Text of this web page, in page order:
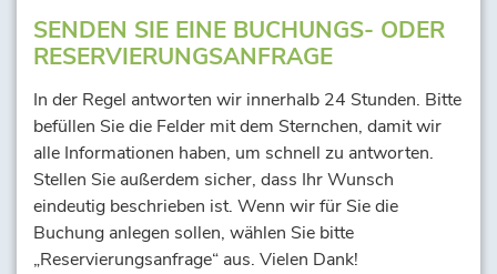
SENDEN SIE EINE BUCHUNGS- ODER
RESERVIERUNGSANFRAGE
In der Regel antworten wir innerhalb 24 Stunden. Bitte
befüllen Sie die Felder mit dem Sternchen, damit wir
alle Informationen haben, um schnell zu antworten.
Stellen Sie außerdem sicher, dass Ihr Wunsch
eindeutig beschrieben ist. Wenn wir für Sie die
Buchung anlegen sollen, wählen Sie bitte
„Reservierungsanfrage“ aus. Vielen Dank!